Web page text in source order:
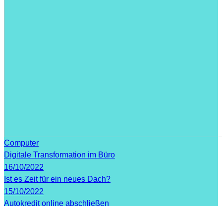
Computer
Digitale Transformation im Büro
16/10/2022
Ist es Zeit für ein neues Dach?
15/10/2022
Autokredit online abschließen